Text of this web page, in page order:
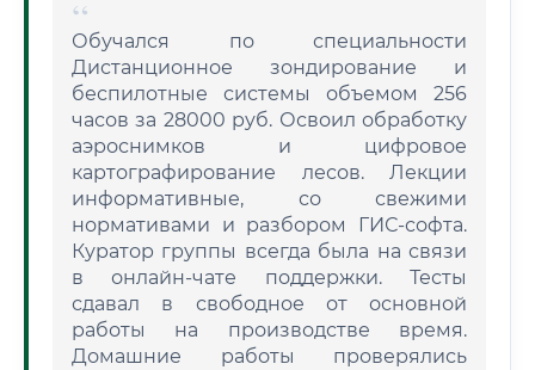
Обучался по специальности
Дистанционное зондирование и
беспилотные системы объемом 256
часов за 28000 руб. Освоил обработку
аэроснимков и цифровое
картографирование лесов. Лекции
информативные, со свежими
нормативами и разбором ГИС-софта.
Куратор группы всегда была на связи
в онлайн-чате поддержки. Тесты
сдавал в свободное от основной
работы на производстве время.
Домашние работы проверялись